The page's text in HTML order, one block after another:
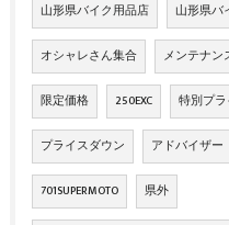
山形県バイク用品店 山形県バ
オシャレさん集合 メンテナン
限定価格 250EXC 特別プ
プライスダウン アドバイザー
701SUPERMOTO 県外